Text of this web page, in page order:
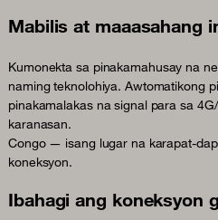
Mabilis at maaasahang
Kumonekta sa pinakamahusay na
naming teknolohiya. Awtomatikong
pinakamalakas na signal para sa
karanasan.
Congo — isang lugar na karapat-
koneksyon.
Ibahagi ang koneksyon